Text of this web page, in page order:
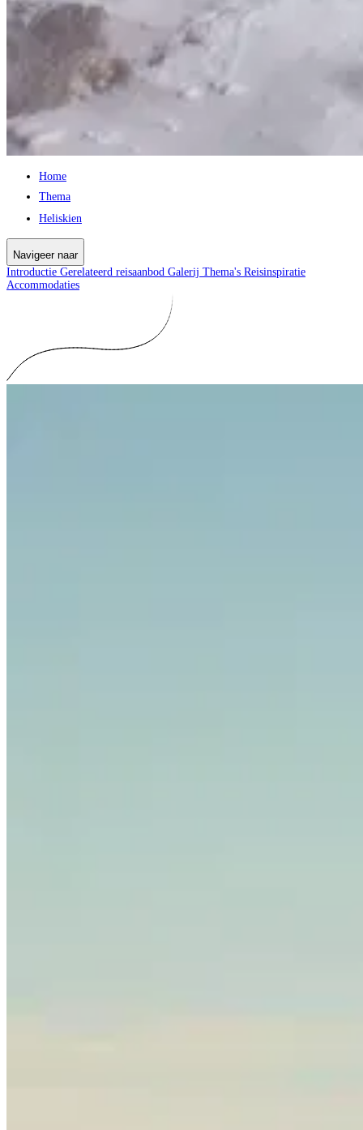
Home
Thema
Heliskien
Navigeer naar
Introductie Gerelateerd reisaanbod Galerij Thema's Reisinspiratie
Accommodaties